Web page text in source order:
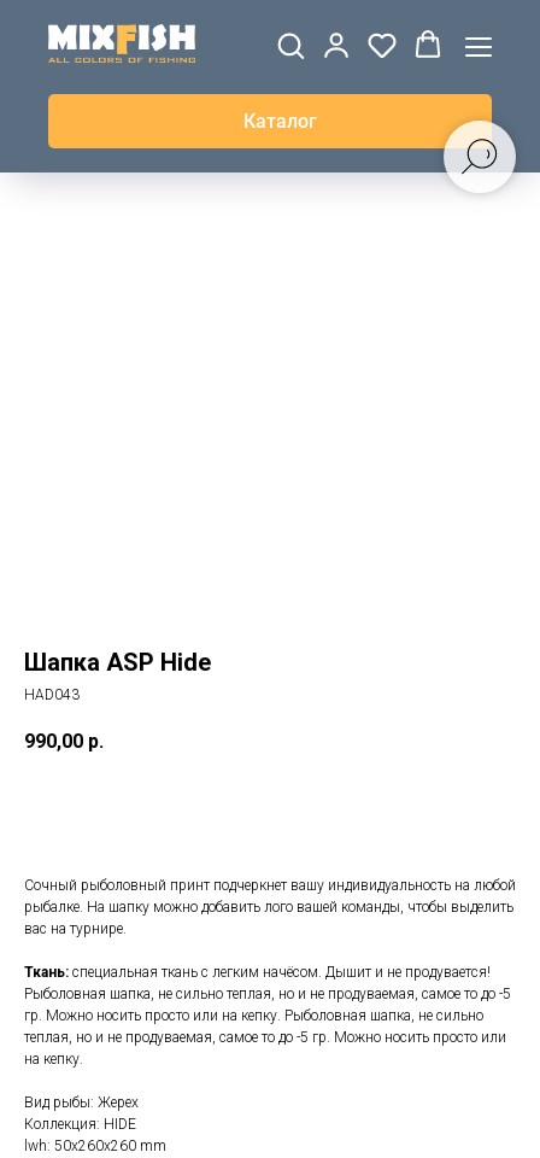
Каталог
ДЖЕРСИ
ВЕТРОВКИ И
ТОЛСТОВКИ
ЖИЛЕТКИ
Шапка ASP Hide
HAD043
990,00 р.
Сочный рыболовный принт подчеркнет вашу индивидуальность на любой
рыбалке. На шапку можно добавить лого вашей команды, чтобы выделить
вас на турнире.
Ткань: специальная ткань с легким начёсом. Дышит и не продувается!
Рыболовная шапка, не сильно теплая, но и не продуваемая, самое то до -5
гр. Можно носить просто или на кепку. Рыболовная шапка, не сильно
теплая, но и не продуваемая, самое то до -5 гр. Можно носить просто или
на кепку.
Вид рыбы: Жерех
Коллекция: HIDE
lwh: 50x260x260 mm